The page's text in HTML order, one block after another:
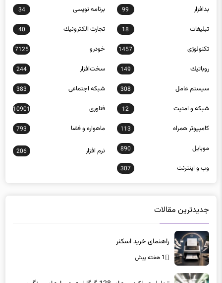
تبلیغات 18 تجارت الكترونيك 40
تکنولوژی 1457 خودرو 7125
روباتيك 149 سخت‌افزار 244
سيستم عامل 308 شبكه اجتماعی 383
شبكه و امنيت 12 فناوری 10901
كامپيوتر همراه 113 ماهواره و فضا 793
موبايل 890
206
وب و اينترنت 307
راهنمای خرید اسکنر
1 هفته پیش